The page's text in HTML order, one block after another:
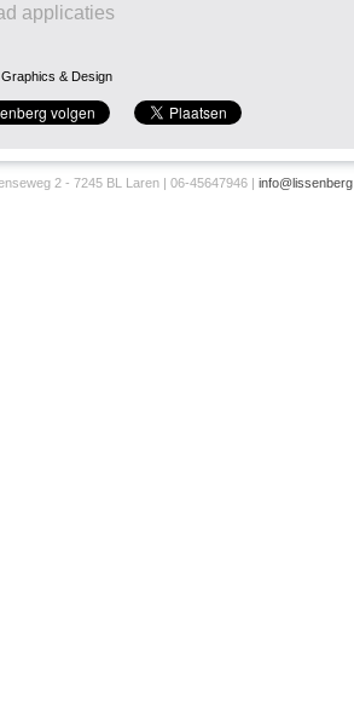
applicaties
& Design
2 - 7245 BL Laren | 06-45647946 |